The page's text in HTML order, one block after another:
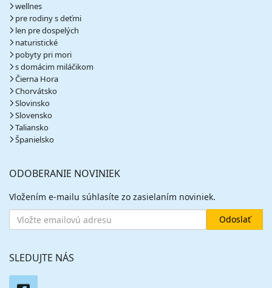
wellnes
pre rodiny s deťmi
len pre dospelých
naturistické
pobyty pri mori
s domácim miláčikom
Čierna Hora
Chorvátsko
Slovinsko
Slovensko
Taliansko
Španielsko
ODOBERANIE NOVINIEK
Vložením e-mailu súhlasíte zo zasielaním noviniek.
SLEDUJTE NÁS